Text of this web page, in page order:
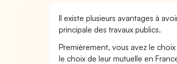
Il existe plusieurs avantages à
principale des travaux publics.
Premièrement, vous avez le
le choix de leur mutuelle en